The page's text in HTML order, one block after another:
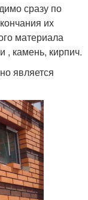
сразу по
их
материала
, камень, кирпич.
является